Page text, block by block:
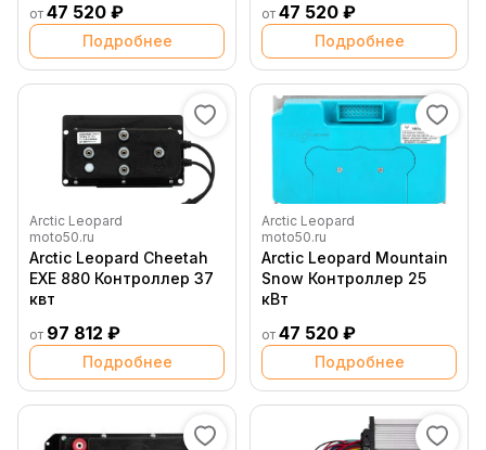
от 47 520 ₽
Подробнее
от 47 520 ₽
Подробнее
Arctic Leopard
moto50.ru
Arctic Leopard Cheetah
EXE 880 Контроллер 37
квт
от 97 812 ₽
Подробнее
Arctic Leopard
moto50.ru
Arctic Leopard Mountain
Snow Контроллер 25
кВт
от 47 520 ₽
Подробнее